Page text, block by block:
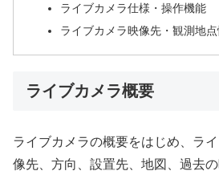
ライブカメラ仕様・操作機能
ライブカメラ映像先・観測地
ライブカメラ概要
ライブカメラの概要をはじめ、ラ
像先、方向、設置先、地図、過去